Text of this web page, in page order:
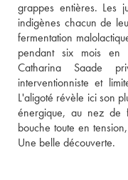
grappes entières. Les
indigènes chacun de
fermentation
pendant six mois
Catharina Saade
interventionniste et
L'aligoté révèle ici son
énergique, au nez de
bouche toute en
Une belle découverte.